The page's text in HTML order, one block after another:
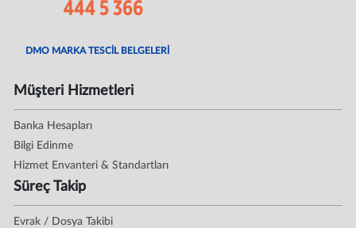
DMO MARKA TESCİL BELGELERİ
Müşteri Hizmetleri
Banka Hesapları
Bilgi Edinme
Hizmet Envanteri & Standartları
Süreç Takip
Evrak / Dosya Takibi